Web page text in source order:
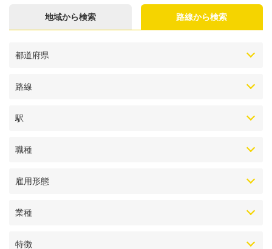
地域から検索 路線から検索
都道府県
路線
駅
職種
雇用形態
業種
特徴